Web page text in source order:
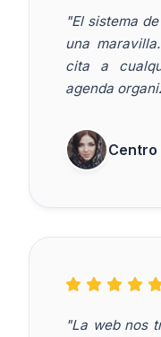
"El sistema
una
cita a
agenda
Centro
"La web nos